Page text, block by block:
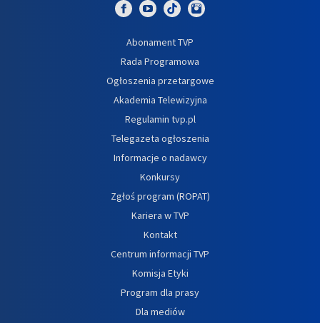
Abonament TVP
Rada Programowa
Ogłoszenia przetargowe
Akademia Telewizyjna
Regulamin tvp.pl
Telegazeta ogłoszenia
Informacje o nadawcy
Konkursy
Zgłoś program (ROPAT)
Kariera w TVP
Kontakt
Centrum informacji TVP
Komisja Etyki
Program dla prasy
Dla mediów